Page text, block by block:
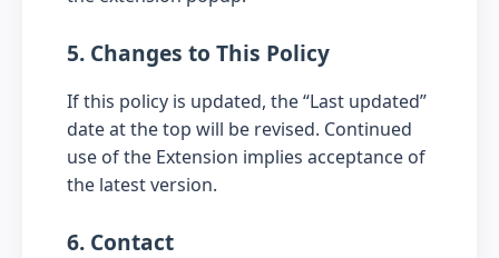
5. Changes to This Policy
If this policy is updated, the “Last updated”
date at the top will be revised. Continued
use of the Extension implies acceptance of
the latest version.
6. Contact